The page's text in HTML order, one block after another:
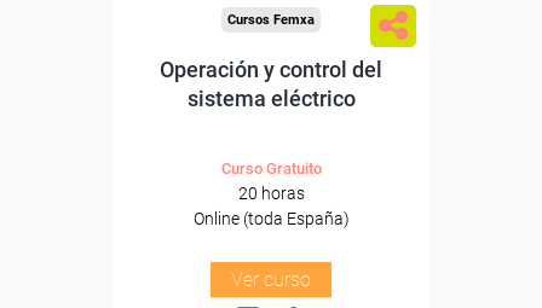
Cursos Femxa
Operación y control del
sistema eléctrico
Curso Gratuito
20 horas
Online (toda España)
Ver curso